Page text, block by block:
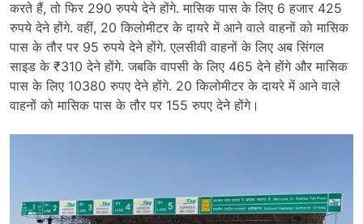
करते हैं, तो फिर 290 रुपये देने होंगे. मासिक पास के लिए 6 हजार 425
रुपये देने होंगे. वहीं, 20 किलोमीटर के दायरे में आने वाले वाहनों को मासिक
पास के तौर पर 95 रुपये देने होंगे. एलसीवी वाहनों के लिए अब सिंगल
साइड के ₹310 देने होंगे. जबकि वापसी के लिए 465 देने होंगे और मासिक
पास के लिए 10380 रुपए देने होंगे. 20 किलोमीटर के दायरे में आने वाले
वाहनों को मासिक पास के तौर पर 155 रुपए देने होंगे।